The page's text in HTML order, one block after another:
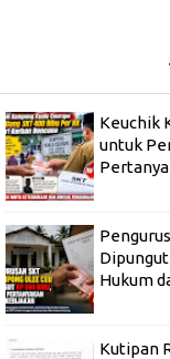
Keuchik
untuk
Hukum
Kutipan